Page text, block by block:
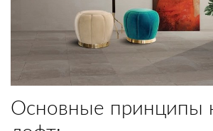
Основные принципы